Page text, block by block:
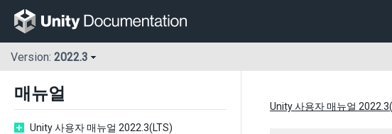
Version: 2022.3
매뉴얼
Unity 사용자 매뉴얼 2022.3(LTS)
Unity 사용자 매뉴얼